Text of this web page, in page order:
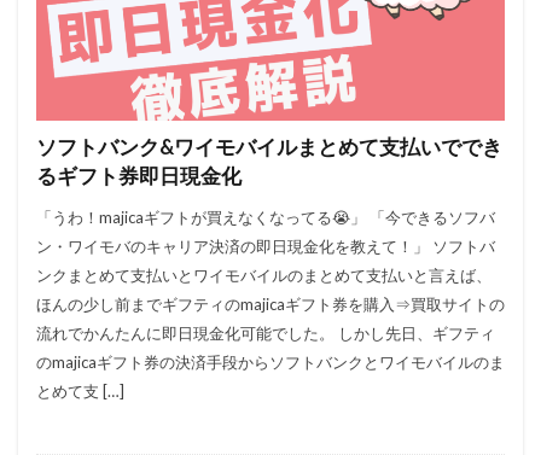
ソフトバンク&ワイモバイルまとめて支払いででき
るギフト券即日現金化
「うわ！majicaギフトが買えなくなってる😭」 「今できるソフバ
ン・ワイモバのキャリア決済の即日現金化を教えて！」 ソフトバ
ンクまとめて支払いとワイモバイルのまとめて支払いと言えば、
ほんの少し前までギフティのmajicaギフト券を購入⇒買取サイトの
流れでかんたんに即日現金化可能でした。 しかし先日、ギフティ
のmajicaギフト券の決済手段からソフトバンクとワイモバイルのま
とめて支 […]